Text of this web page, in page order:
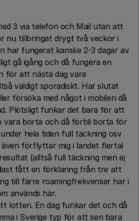
3 via telefon och Mail utan att
nu tillbringat drygt två veckor i
har fungerat kanske 2-3 dagar av
gå igång och då fungera en
för att nästa dag vara
väldigt sporadiskt. Har slutat
försöka med något i mobilen då
Plötsligt funkar det bara för att
vara borta och då förbli borta för
hela tiden full täckning osv
även förflyttar mig i landet flertal
(alltså full täckning men ej
fått en förklaring från tre att
till färre roamingfrekvenser här i
används här.
lotteri. En dag funkar det och då
i Sverige typ för att sen bara